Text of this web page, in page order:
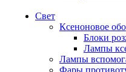
Свет
Ксеноновое
Блоки
Лампы
Лампы
Фары